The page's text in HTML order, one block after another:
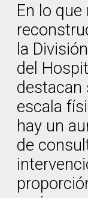
En lo
la
del
destacan
escala
hay un
de